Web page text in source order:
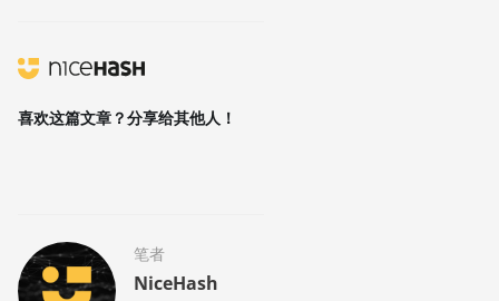
喜欢这篇文章？分享给其他人！
笔者
NiceHash